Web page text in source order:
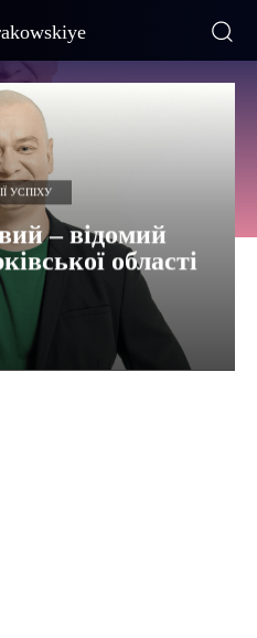
УСПІХУ
– відомий
області